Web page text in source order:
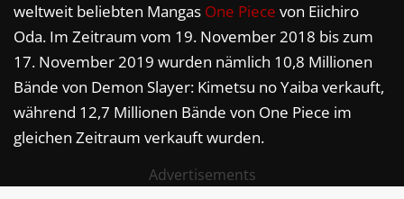
weltweit beliebten Mangas One Piece von Eiichiro
Oda. Im Zeitraum vom 19. November 2018 bis zum
17. November 2019 wurden nämlich 10,8 Millionen
Bände von Demon Slayer: Kimetsu no Yaiba verkauft,
während 12,7 Millionen Bände von One Piece im
gleichen Zeitraum verkauft wurden.
Advertisements